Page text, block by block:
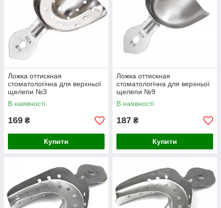
Ложка оттискная
стоматологічна для верхньої
щелепи №3
В наявності
169 ₴
Купити
Ложка оттискная
стоматологічна для верхньої
щелепи №9
В наявності
187 ₴
Купити